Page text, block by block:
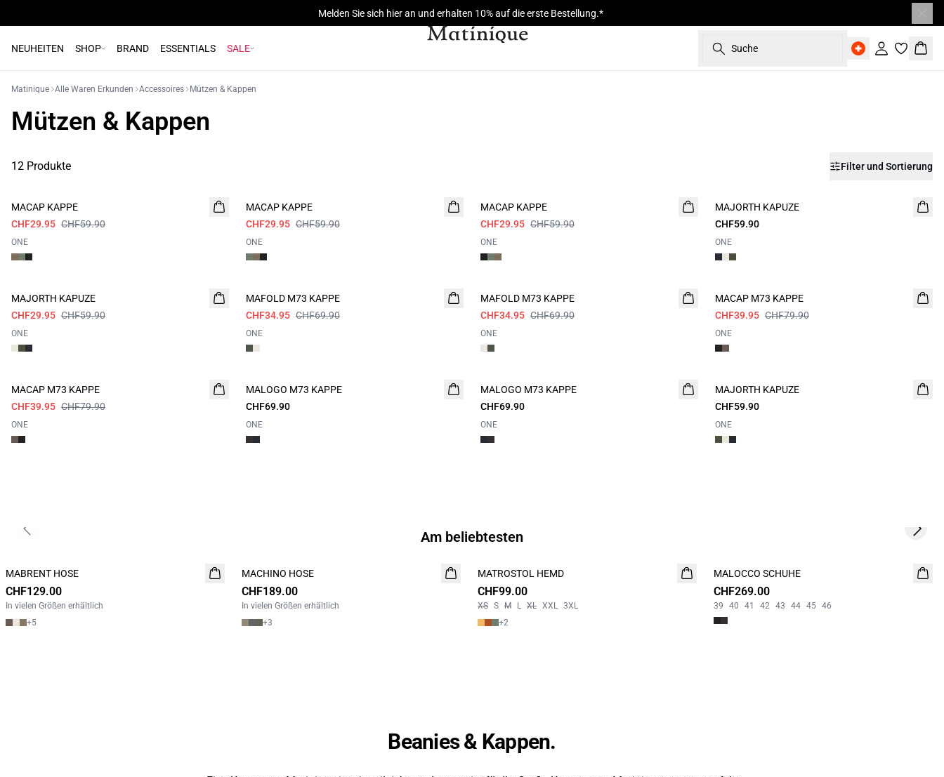
Melden Sie sich hier an und erhalten 10% auf die erste Bestellung.*
NEUHEITEN SHOP BRAND ESSENTIALS SALE Suche
Einloggen
Matinique Alle Waren Erkunden Accessoires Mützen & Kappen
Mützen & Kappen
12 Produkte Filter und Sortierung
MACAP KAPPE
CHF29.95 CHF59.90
ONE
MACAP KAPPE
CHF29.95 CHF59.90
ONE
MACAP KAPPE
CHF29.95 CHF59.90
ONE
MAJORTH KAPUZE
CHF59.90
ONE
MAJORTH KAPUZE
CHF29.95 CHF59.90
ONE
MAFOLD M73 KAPPE
CHF34.95 CHF69.90
ONE
MAFOLD M73 KAPPE
CHF34.95 CHF69.90
ONE
MACAP M73 KAPPE
CHF39.95 CHF79.90
ONE
MACAP M73 KAPPE
CHF39.95 CHF79.90
ONE
MALOGO M73 KAPPE
CHF69.90
ONE
MALOGO M73 KAPPE
CHF69.90
ONE
NEUHEIT
MAJORTH KAPUZE
CHF59.90
ONE
Am beliebtesten
NEUHEIT
2 FOR 200
MABRENT HOSE
CHF129.00
In vielen Größen erhältlich
+5
NEUHEIT
MACHINO HOSE
CHF189.00
In vielen Größen erhältlich
+3
NEUHEIT
2 FOR 190
MATROSTOL HEMD
CHF99.00
XS S M L XL XXL 3XL
+2
NEUHEIT
MALOCCO SCHUHE
CHF269.00
39 40 41 42 43 44 45 46
Previous slide Next
Beanies & Kappen.